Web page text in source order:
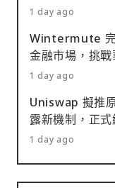
1 day ago
Wintermute 完
金融市場，挑
1 day ago
Uniswap 擬推
露新機制，正
1 day ago